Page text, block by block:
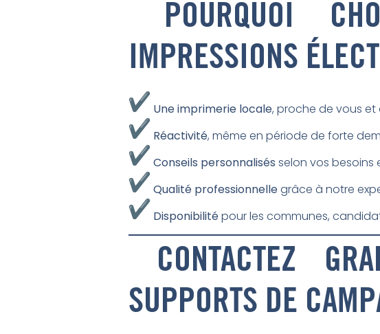
POURQUOI
IMPRESSIONS
Une imprimerie locale, proche de vous
Réactivité, même en période de forte
Conseils personnalisés selon vos
Qualité professionnellegrâce à notre
Disponibilitépour les communes,
CONTACTEZ
SUPPORTS DE